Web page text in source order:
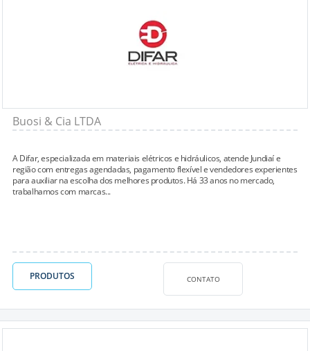
Buosi & Cia LTDA
A Difar, especializada em materiais elétricos e hidráulicos, atende Jundiaí e
região com entregas agendadas, pagamento flexível e vendedores experientes
para auxiliar na escolha dos melhores produtos. Há 33 anos no mercado,
trabalhamos com marcas...
PRODUTOS CONTATO